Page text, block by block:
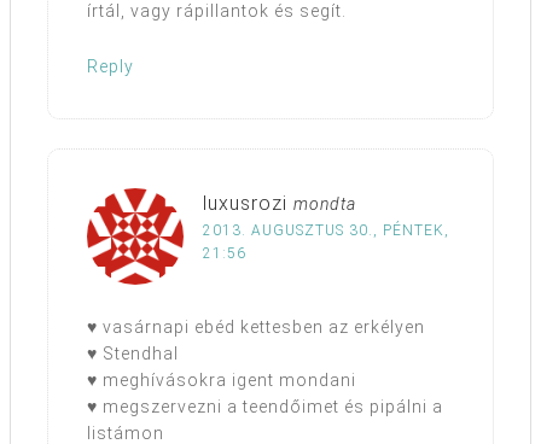
írtál, vagy rápillantok és segít.
Reply
luxusrozi mondta
2013. AUGUSZTUS 30., PÉNTEK,
21:56
♥ vasárnapi ebéd kettesben az erkélyen
♥ Stendhal
♥ meghívásokra igent mondani
♥ megszervezni a teendőimet és pipálni a
listámon